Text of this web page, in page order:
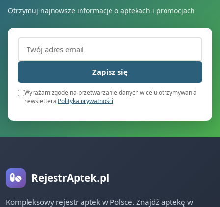
Otrzymuj najnowsze informacje o aptekach i promocjach
Adres email (wymagany)
Zapisz się
Wyrażam zgodę na przetwarzanie danych w celu otrzymywania
newslettera Polityka prywatności
RejestrAptek.pl
Kompleksowy rejestr aptek w Polsce. Znajdź aptekę w